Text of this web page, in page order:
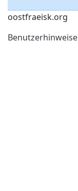
oostfraeisk.org
Benutzerhinweise